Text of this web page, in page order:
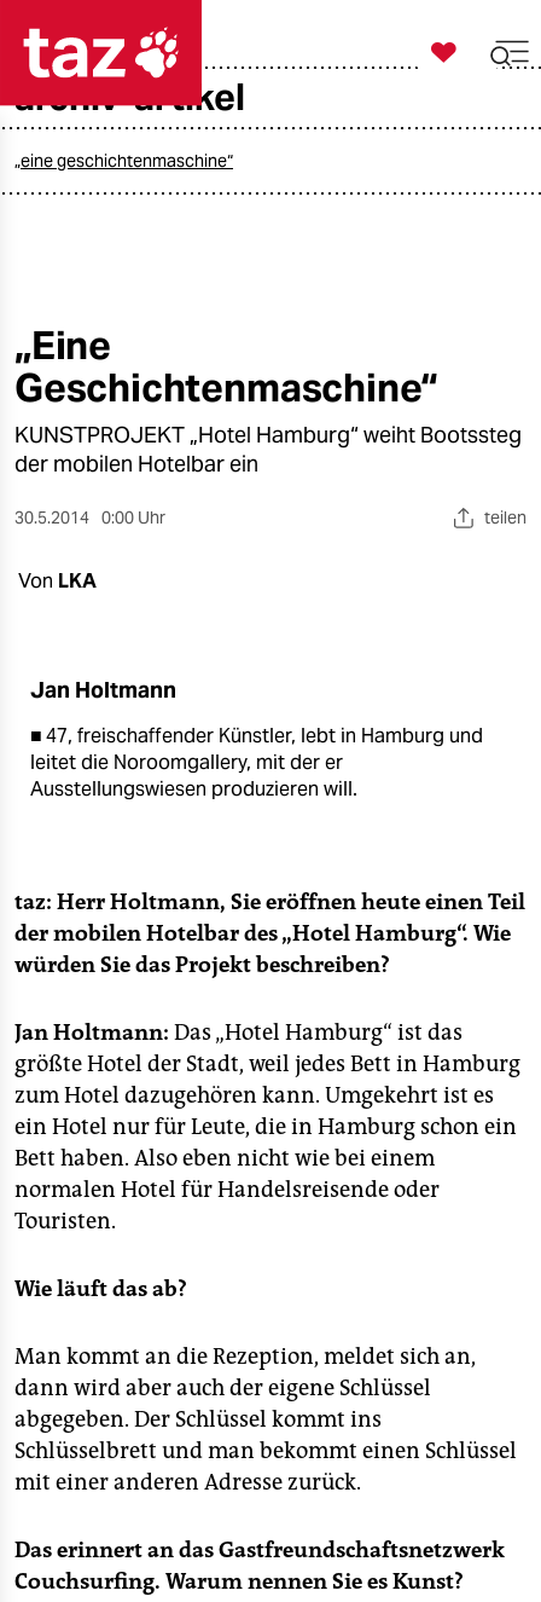
taz zahl ich
öko
gesellschaft
kultur
nord
verlag
verlag
veranstaltungen
fragen & hilfe
unterstützen
genossenschaft
epaper login

taz zahl ich
archiv-artikel
„eine geschichtenmaschine“
„Eine
Geschichtenmaschine“
KUNSTPROJEKT „Hotel Hamburg“ weiht Bootssteg
der mobilen Hotelbar ein
30.5.2014 0:00 Uhr teilen
Von LKA
Jan Holtmann
■ 47, freischaffender Künstler, lebt in Hamburg und
leitet die Noroomgallery, mit der er
Ausstellungswiesen produzieren will.
taz: Herr Holtmann, Sie eröffnen heute einen Teil
der mobilen Hotelbar des „Hotel Hamburg“. Wie
würden Sie das Projekt beschreiben?
Jan Holtmann: Das „Hotel Hamburg“ ist das
größte Hotel der Stadt, weil jedes Bett in Hamburg
zum Hotel dazugehören kann. Umgekehrt ist es
ein Hotel nur für Leute, die in Hamburg schon ein
Bett haben. Also eben nicht wie bei einem
normalen Hotel für Handelsreisende oder
Touristen.
Wie läuft das ab?
Man kommt an die Rezeption, meldet sich an,
dann wird aber auch der eigene Schlüssel
abgegeben. Der Schlüssel kommt ins
Schlüsselbrett und man bekommt einen Schlüssel
mit einer anderen Adresse zurück.
Das erinnert an das Gastfreundschaftsnetzwerk
Couchsurfing. Warum nennen Sie es Kunst?